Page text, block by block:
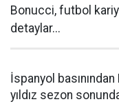
Bonucci, futbol
detaylar...
İspanyol
yıldız sezon